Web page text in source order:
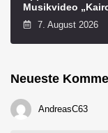
Musikvideo
7. August 2026
Neueste
AndreasC63